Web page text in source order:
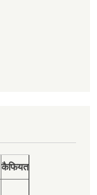
कैफियत